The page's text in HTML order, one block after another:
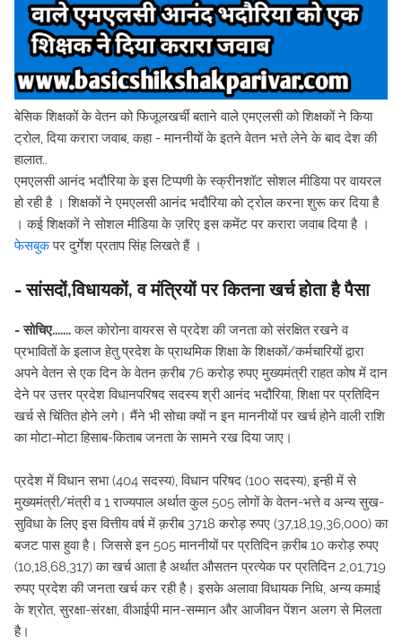
बेसिक शिक्षकों के वेतन को फिजूलखर्ची बताने वाले एमएलसी को शिक्षकों ने किया
ट्रोल, दिया करारा जवाब, कहा - माननीयों के इतने वेतन भत्ते लेने के बाद देश की
हालात..
एमएलसी आनंद भदौरिया के इस टिप्पणी के स्क्रीनशॉट सोशल मीडिया पर वायरल
हो रही है । शिक्षकों ने एमएलसी आनंद भदौरिया को ट्रोल करना शुरू कर दिया है
। कई शिक्षकों ने सोशल मीडिया के ज़रिए इस कमेंट पर करारा जवाब दिया है ।
फेसबुकपर दुर्गेश प्रताप सिंह लिखते हैं ।
- सांसदों,विधायकों, व मंत्रियों पर कितना खर्च होता है पैसा
- सोचिए.......कल कोरोना वायरस से प्रदेश की जनता को संरक्षित रखने व
प्रभावितों के इलाज हेतु प्रदेश के प्राथमिक शिक्षा के शिक्षकों/कर्मचारियों द्वारा
अपने वेतन से एक दिन के वेतन क़रीब 76 करोड़ रुपए मुख्यमंत्री राहत कोष में दान
देने पर उत्तर प्रदेश विधानपरिषद सदस्य श्री आनंद भदौरिया, शिक्षा पर प्रतिदिन
खर्च से चिंतित होने लगे। मैंने भी सोचा क्यों न इन माननीयों पर खर्च होने वाली राशि
का मोटा-मोटा हिसाब-किताब जनता के सामने रख दिया जाए।
प्रदेश में विधान सभा (404 सदस्य), विधान परिषद (100 सदस्य), इन्ही में से
मुख्यमंत्री/मंत्री व 1 राज्यपाल अर्थात कुल 505 लोगों के वेतन-भत्ते व अन्य सुख-
सुविधा के लिए इस वित्तीय वर्ष में क़रीब 3718 करोड़ रुपए (37,18,19,36,000) का
बजट पास हुवा है। जिससे इन 505 माननीयों पर प्रतिदिन क़रीब 10 करोड़ रुपए
(10,18,68,317) का खर्च आता है अर्थात औसतन प्रत्येक पर प्रतिदिन 2,01,719
रुपए प्रदेश की जनता खर्च कर रही है। इसके अलावा विधायक निधि, अन्य कमाई
के श्रोत, सुरक्षा-संरक्षा, वीआईपी मान-सम्मान और आजीवन पेंशन अलग से मिलता
है।